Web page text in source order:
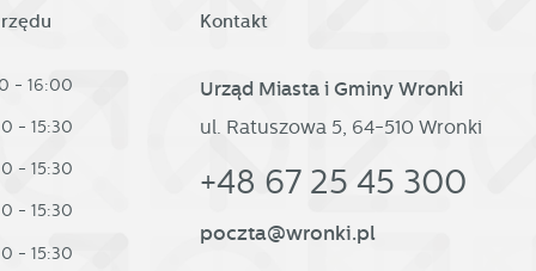
- 16:00
- 15:30
- 15:30
- 15:30
- 15:30
Kontakt
Urząd Miasta i Gminy Wronki
ul. Ratuszowa 5, 64-510 Wronki
+48 67 25 45 300
poczta@wronki.pl